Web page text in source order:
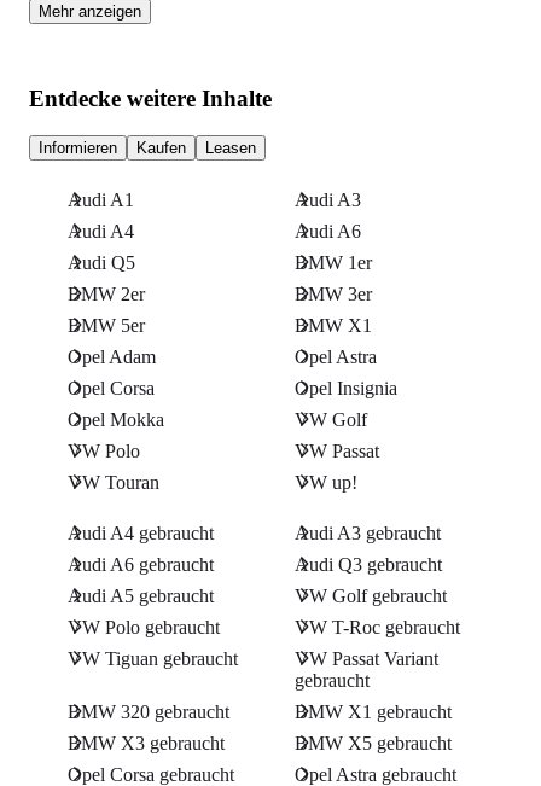
Mehr anzeigen
Entdecke weitere Inhalte
Informieren Kaufen Leasen
Audi A1
Audi A3
Audi A4
Audi A6
Audi Q5
BMW 1er
BMW 2er
BMW 3er
BMW 5er
BMW X1
Opel Adam
Opel Astra
Opel Corsa
Opel Insignia
Opel Mokka
VW Golf
VW Polo
VW Passat
VW Touran
VW up!
Audi A4 gebraucht
Audi A3 gebraucht
Audi A6 gebraucht
Audi Q3 gebraucht
Audi A5 gebraucht
VW Golf gebraucht
VW Polo gebraucht
VW T-Roc gebraucht
VW Tiguan gebraucht
VW Passat Variant
gebraucht
BMW 320 gebraucht
BMW X1 gebraucht
BMW X3 gebraucht
BMW X5 gebraucht
Opel Corsa gebraucht
Opel Astra gebraucht